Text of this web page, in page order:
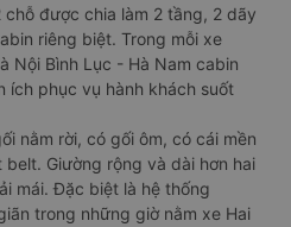
được chia làm 2 tầng, 2 dãy
riêng biệt. Trong mỗi xe
Nội Bình Lục - Hà Nam cabin
ích phục vụ hành khách suốt
nằm rời, có gối ôm, có cái mền
Giường rộng và dài hơn hai
mái. Đặc biệt là hệ thống
trong những giờ nằm xe Hai